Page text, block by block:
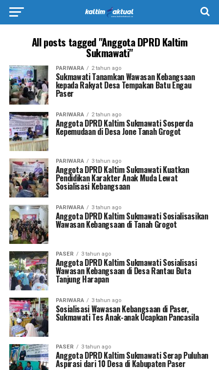
All posts tagged "Anggota DPRD Kaltim
Sukmawati"
PARIWARA 2 tahun ago
Sukmawati Tanamkan Wawasan Kebangsaan
kepada Rakyat Desa Tempakan Batu Engau
Paser
PARIWARA 2 tahun ago
Anggota DPRD Kaltim Sukmawati Sosperda
Kepemudaan di Desa Jone Tanah Grogot
PARIWARA 3 tahun ago
Anggota DPRD Kaltim Sukmawati Kuatkan
Pendidikan Karakter Anak Muda Lewat
Sosialisasi Kebangsaan
PARIWARA 3 tahun ago
Anggota DPRD Kaltim Sukmawati Sosialisasikan
Wawasan Kebangsaan di Tanah Grogot
PASER 3 tahun ago
Anggota DPRD Kaltim Sukmawati Sosialisasi
Wawasan Kebangsaan di Desa Rantau Buta
Tanjung Harapan
PARIWARA 3 tahun ago
Sosialisasi Wawasan Kebangsaan di Paser,
Sukmawati Tes Anak-anak Ucapkan Pancasila
PASER 3 tahun ago
Anggota DPRD Kaltim Sukmawati Serap Puluhan
Aspirasi dari 10 Desa di Kabupaten Paser